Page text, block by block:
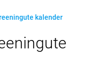
kalender